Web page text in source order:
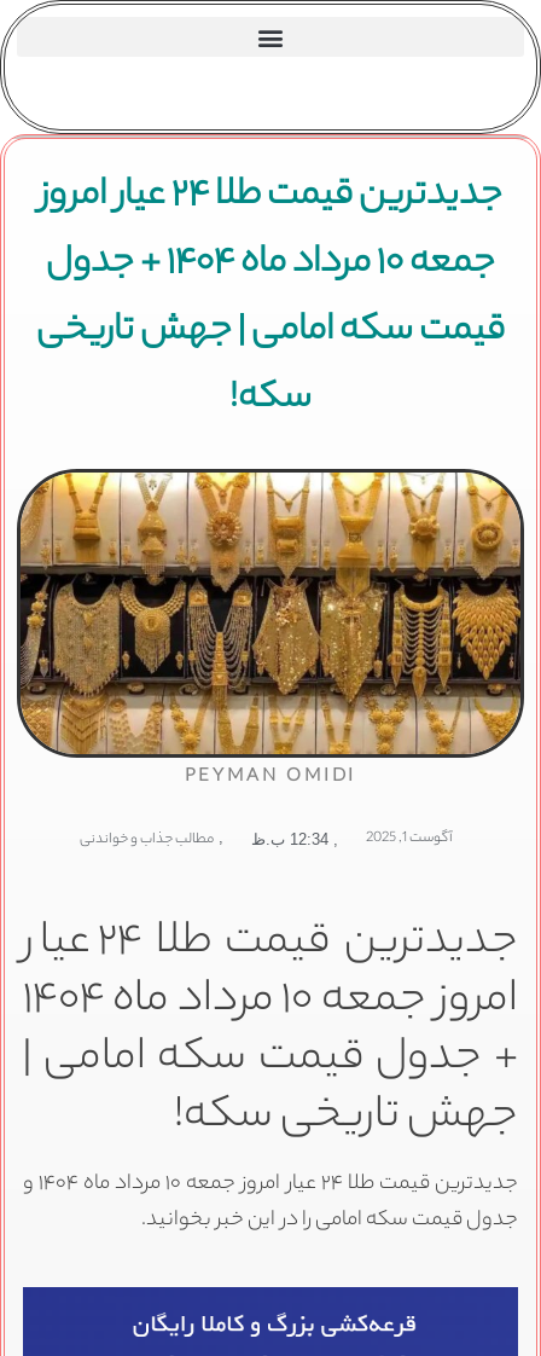
جدیدترین قیمت طلا ۲۴ عیار امروز
جمعه ۱۰ مرداد ماه ۱۴۰۴ + جدول
قیمت سکه امامی | جهش تاریخی
سکه!
PEYMAN OMIDI
آگوست 1, 2025 12:34 ب.ظ , مطالب جذاب و خواندنی
جدیدترین قیمت طلا ۲۴ عیار
امروز جمعه ۱۰ مرداد ماه ۱۴۰۴
+ جدول قیمت سکه امامی |
جهش تاریخی سکه!
جدیدترین قیمت طلا ۲۴ عیار امروز جمعه ۱۰ مرداد ماه ۱۴۰۴ و
جدول قیمت سکه امامی را در این خبر بخوانید.